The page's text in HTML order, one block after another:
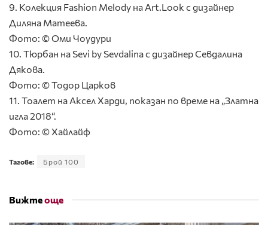
9. Колекция Fashion Melody на Art.Look с дизайнер
Диляна Матеева.
Фото: © Оми Чоудури
10. Тюрбан на Sevi by Sevdalina с дизайнер Севдалина
Дякова.
Фото: © Тодор Царков
11. Тоалет на Аксел Харди, показан по време на „Златна
игла 2018“.
Фото: © Хайлайф
Тагове: Брой 100
Вижтеоще